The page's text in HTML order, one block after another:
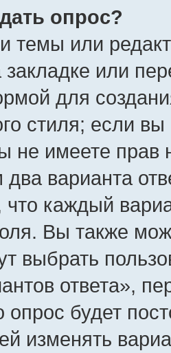
опрос?
темы или
закладке или
для
стиля; если
имеете прав
варианта
каждый
Вы также
выбрать
ответа»,
опрос будет
изменять